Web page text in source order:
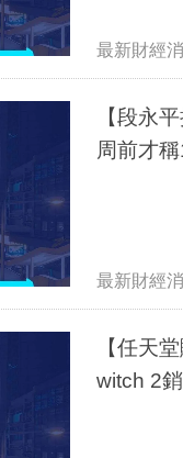
最新財經
【段永
周前才
最新財經
【任天
witch 2